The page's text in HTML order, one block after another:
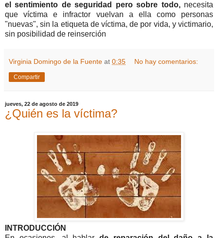
el sentimiento de seguridad pero sobre todo, necesita
que víctima e infractor vuelvan a ella como personas
"nuevas", sin la etiqueta de víctima, de por vida, y victimario,
sin posibilidad de reinserción
Virginia Domingo de la Fuente at 0:35 No hay comentarios:
Compartir
jueves, 22 de agosto de 2019
¿Quién es la víctima?
INTRODUCCIÓN